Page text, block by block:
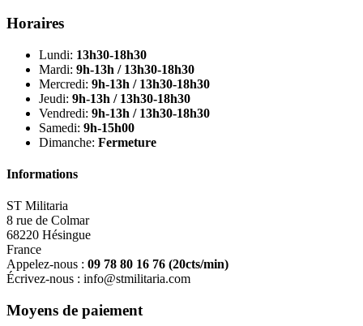
Horaires
Lundi: 13h30-18h30
Mardi: 9h-13h / 13h30-18h30
Mercredi: 9h-13h / 13h30-18h30
Jeudi: 9h-13h / 13h30-18h30
Vendredi: 9h-13h / 13h30-18h30
Samedi: 9h-15h00
Dimanche: Fermeture
Informations
ST Militaria
8 rue de Colmar
68220 Hésingue
France
Appelez-nous : 09 78 80 16 76 (20cts/min)
Écrivez-nous : info@stmilitaria.com
Moyens de paiement